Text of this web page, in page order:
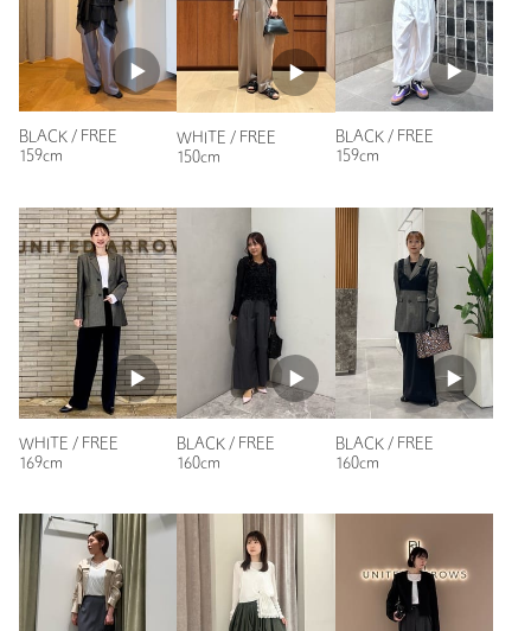
BLACK / FREE
159cm
WHITE / FREE
150cm
BLACK / FREE
159cm
WHITE / FREE
169cm
BLACK / FREE
160cm
BLACK / FREE
160cm